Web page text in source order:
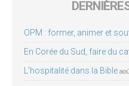
OPM : former, animer et
En Corée du Sud, faire du
L’hospitalité dans la Bible